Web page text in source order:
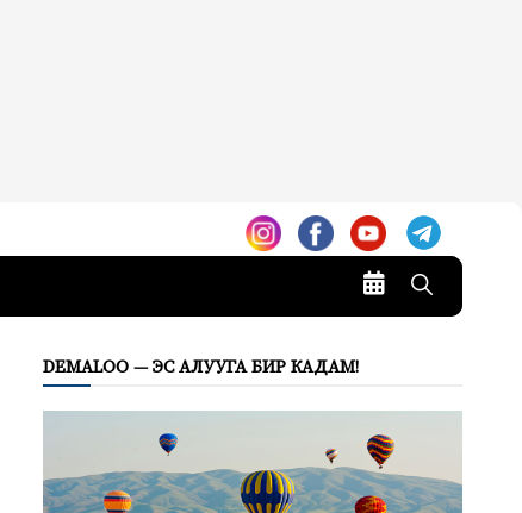
DEMALOO — ЭС АЛУУГА БИР КАДАМ!